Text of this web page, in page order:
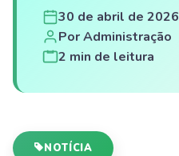
30 de abril de 2026
Por Administração
2 min de leitura
NOTÍCIA